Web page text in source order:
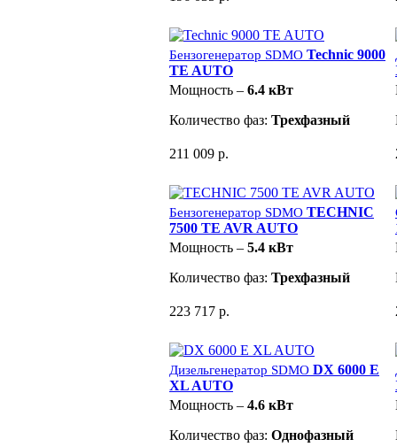
Бензогенератор SDMO Technic 9000
TE AUTO
Мощность – 6.4 кВт
Количество фаз: Трехфазный
211 009 р.
Бензогенератор SDMO TECHNIC
7500 TE AVR AUTO
Мощность – 5.4 кВт
Количество фаз: Трехфазный
223 717 р.
Дизельгенератор SDMO DX 6000 E
XL AUTO
Мощность – 4.6 кВт
Количество фаз: Однофазный